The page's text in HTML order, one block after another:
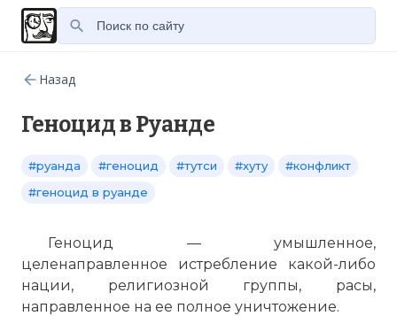
Назад
Геноцид в Руанде
#руанда #геноцид #тутси #хуту
#конфликт
#геноцид в руанде
Геноцид — умышленное,
целенаправленное истребление какой-либо
нации, религиозной группы, расы,
направленное на ее полное уничтожение.